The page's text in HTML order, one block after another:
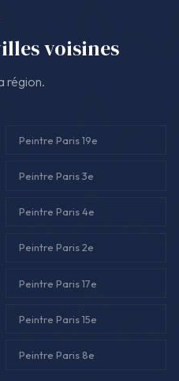
voisines
région.
Peintre Paris 19e
Peintre Paris 3e
Peintre Paris 4e
Peintre Paris 2e
Peintre Paris 17e
Peintre Paris 15e
Peintre Paris 8e